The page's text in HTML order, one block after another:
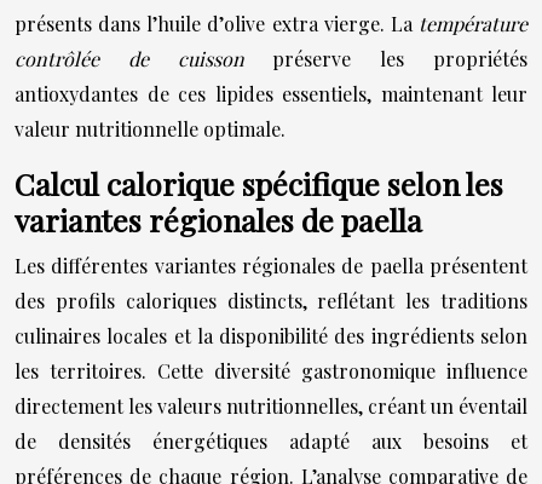
présents dans l’huile d’olive extra vierge. La température
contrôlée de cuisson préserve les propriétés
antioxydantes de ces lipides essentiels, maintenant leur
valeur nutritionnelle optimale.
Calcul calorique spécifique selon les
variantes régionales de paella
Les différentes variantes régionales de paella présentent
des profils caloriques distincts, reflétant les traditions
culinaires locales et la disponibilité des ingrédients selon
les territoires. Cette diversité gastronomique influence
directement les valeurs nutritionnelles, créant un éventail
de densités énergétiques adapté aux besoins et
préférences de chaque région. L’analyse comparative de